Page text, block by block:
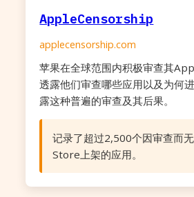
AppleCensorship
applecensorship.com
苹果在全球范围内积极审查其
透露他们审查哪些应用以及为何
露这种普遍的审查及其后果。
记录了超过2,500个因审查而
Store上架的应用。